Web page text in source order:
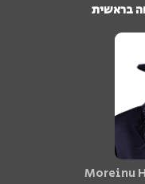
בראשית
Moreinu